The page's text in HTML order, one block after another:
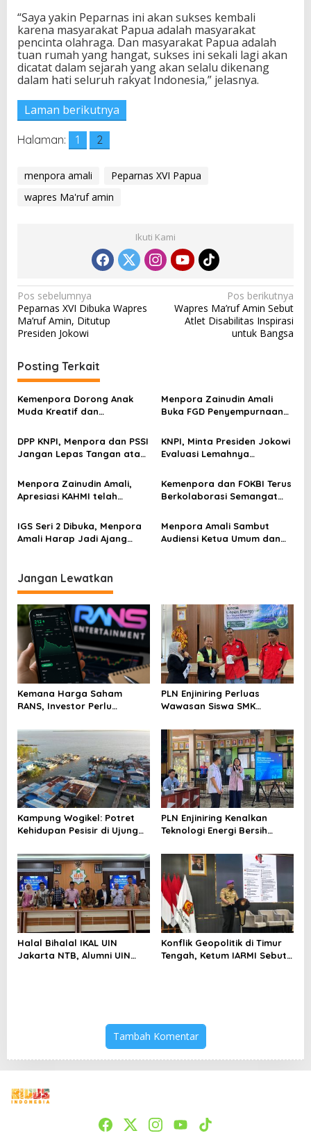
“Saya yakin Peparnas ini akan sukses kembali
karena masyarakat Papua adalah masyarakat
pencinta olahraga. Dan masyarakat Papua adalah
tuan rumah yang hangat, sukses ini sekali lagi akan
dicatat dalam sejarah yang akan selalu dikenang
dalam hati seluruh rakyat Indonesia,” jelasnya.
Laman berikutnya
Halaman: 1 2
menpora amali
Peparnas XVI Papua
wapres Ma'ruf amin
Ikuti Kami
N
a
v
i
g
a
s
i
p
s
Pos sebelumnya
Peparnas XVI Dibuka Wapres
Ma’ruf Amin, Ditutup
Presiden Jokowi
Pos berikutnya
Wapres Ma’ruf Amin Sebut
Atlet Disabilitas Inspirasi
untuk Bangsa
Posting Terkait
Kemenpora Dorong Anak
Muda Kreatif dan
Internasional
Menpora Zainudin Amali
Buka FGD Penyempurnaan
DPP KNPI, Menpora dan PSSI
Jangan Lepas Tangan atas
Ratusan Jiwa
KNPI, Minta Presiden Jokowi
Evaluasi Lemahnya
Menpora Zainudin Amali,
Apresiasi KAHMI telah
Kemenpora dan FOKBI Terus
Berkolaborasi Semangat
IGS Seri 2 Dibuka, Menpora
Amali Harap Jadi Ajang
Menpora Amali Sambut
Audiensi Ketua Umum dan
Jangan Lewatkan
Kemana Harga Saham
RANS, Investor Perlu
Menghindari Spekulasi
Berlebihan
PLN Enjiniring Perluas
Wawasan Siswa SMK
Perubahan Iklim
Kampung Wogikel: Potret
Kehidupan Pesisir di Ujung
Bertahan di Tengah
Keterbatasan
PLN Enjiniring Kenalkan
Teknologi Energi Bersih
Halal Bihalal IKAL UIN
Jakarta NTB, Alumni UIN
Konflik Geopolitik di Timur
Tengah, Ketum IARMI Sebut
Tambah Komentar